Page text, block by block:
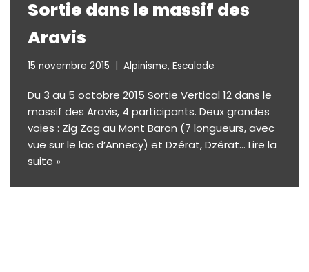
Sortie dans le massif des
Aravis
15 novembre 2015 Alpinisme, Escalade
Du 3 au 5 octobre 2015 Sortie Vertical 12 dans le
massif des Aravis, 4 participants. Deux grandes
voies : Zig Zag au Mont Baron (7 longueurs, avec
vue sur le lac d’Annecy) et Dzérat, Dzérat… Lire la
suite »